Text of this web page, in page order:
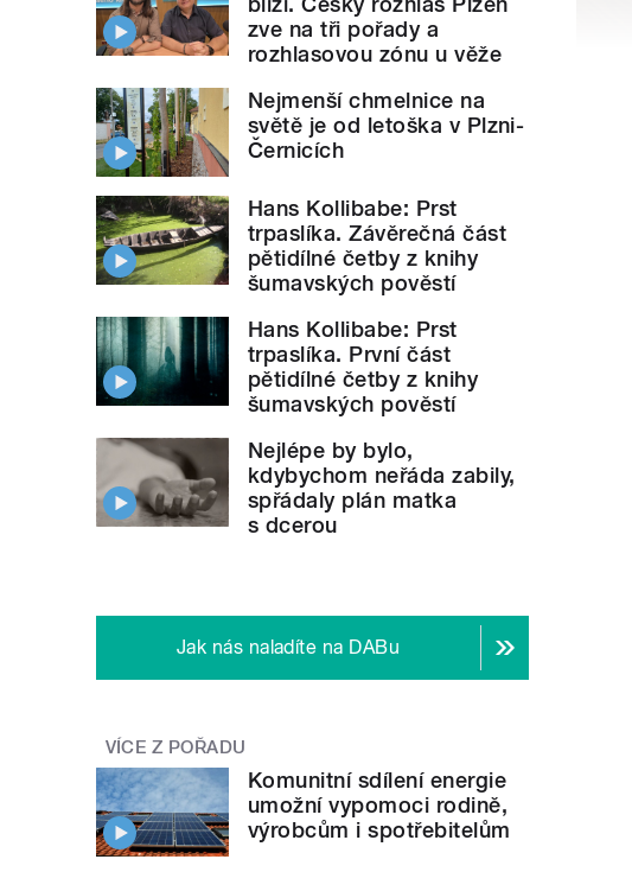
zve na tři pořady a
rozhlasovou zónu u věže
Nejmenší chmelnice na
světě je od letoška v Plzni-
Černicích
Hans Kollibabe: Prst
trpaslíka. Závěrečná část
pětidílné četby z knihy
šumavských pověstí
Hans Kollibabe: Prst
trpaslíka. První část
pětidílné četby z knihy
šumavských pověstí
Nejlépe by bylo,
kdybychom neřáda zabily,
spřádaly plán matka
s dcerou
Jak nás naladíte na DABu
VÍCE Z POŘADU
Komunitní sdílení energie
umožní vypomoci rodině,
výrobcům i spotřebitelům